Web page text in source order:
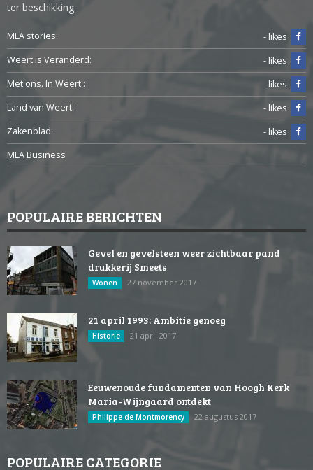
ter beschikking.
MLA stories:
- likes
Weert is Veranderd:
- likes
Met ons. In Weert.:
- likes
Land van Weert:
- likes
Zakenblad:
- likes
MLA Business
POPULAIRE BERICHTEN
Gevel en gevelsteen weer zichtbaar pand
drukkerij Smeets
Wonen 27 november 2017
21 april 1993: Ambitie genoeg
Historie 21 april 2017
Eeuwenoude fundamenten van Hoogh Kerk
Maria-Wijngaard ontdekt
Philippe de Montmorency 22 augustus 2017
POPULAIRE CATEGORIE